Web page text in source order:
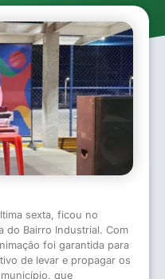
sexta, ficou no
do Bairro Industrial. Com
foi garantida para
de levar e propagar os
que